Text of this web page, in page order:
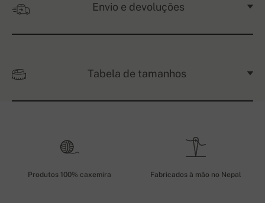
Envio e devoluções
Tabela de tamanhos
Produtos 100% caxemira Fabricados à mão no Nepal